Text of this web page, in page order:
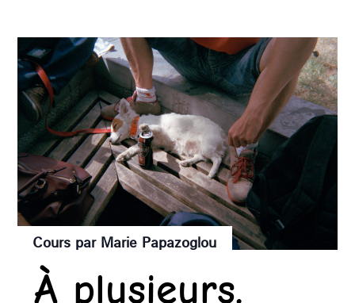
Cours par Marie Papazoglou
À plusieurs.